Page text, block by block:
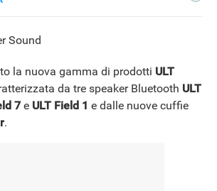
di musica, cultura, lifestyle e tecnologia.
la nuova gamma di prodotti ULT
da tre speaker Bluetooth ULT
7 e ULT Field 1 e dalle nuove cuffie
.